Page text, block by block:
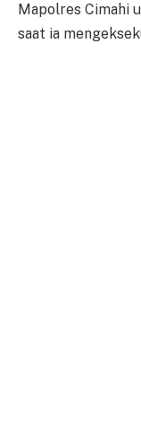
Mapolres Cimahi
saat ia